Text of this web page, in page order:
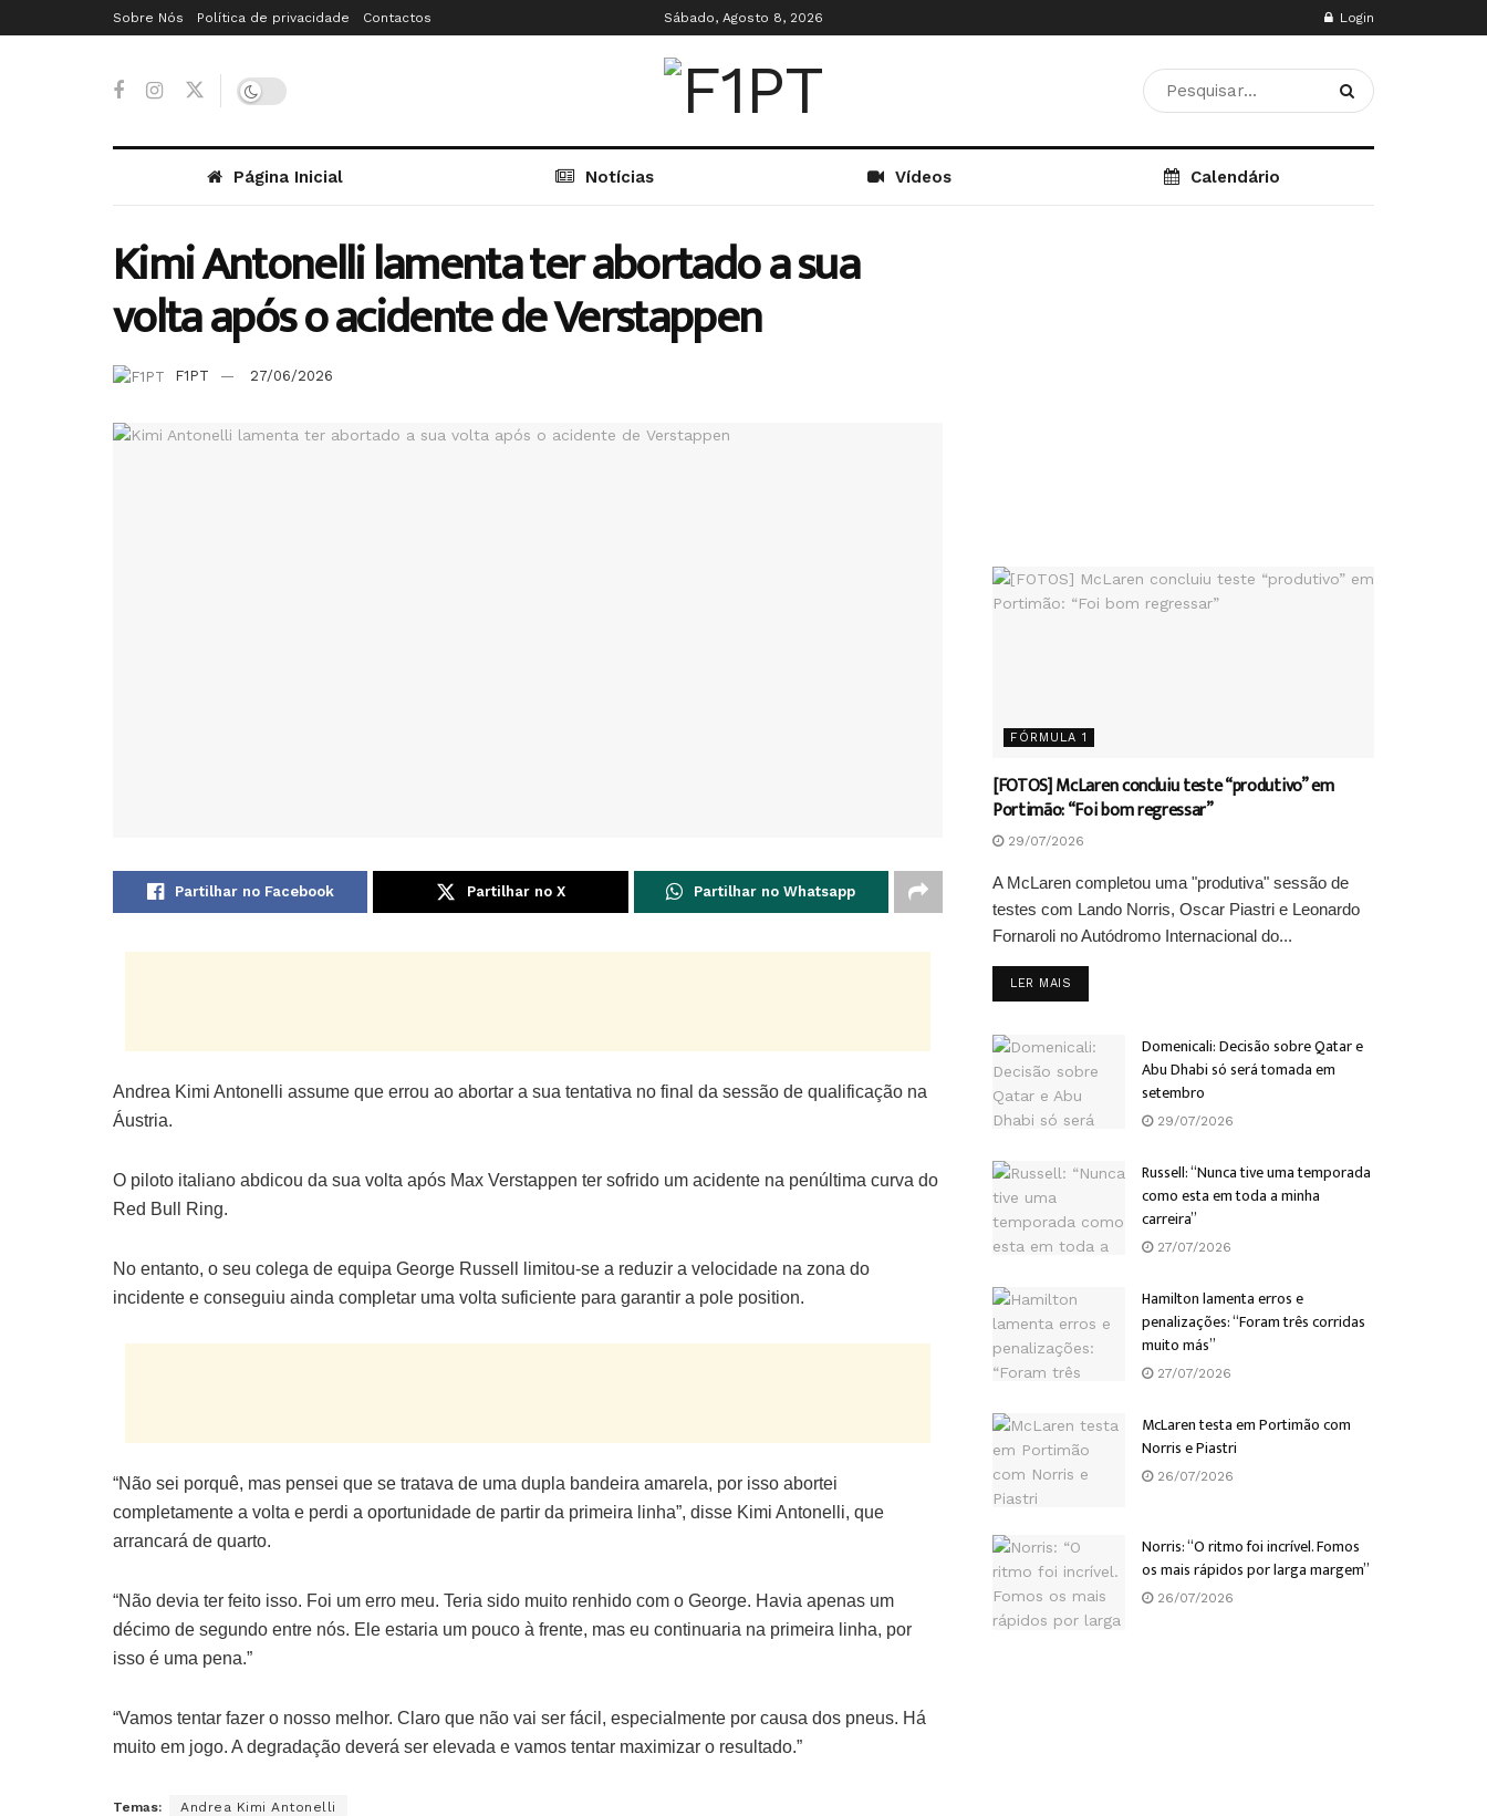
Sobre Nós Política de privacidade Contactos Sábado, Agosto 8, 2026 Login
Página Inicial Notícias Vídeos Calendário
Kimi Antonelli lamenta ter abortado a sua
volta após o acidente de Verstappen
F1PT 27/06/2026
Partilhar no Facebook Partilhar no X Partilhar no Whatsapp
Andrea Kimi Antonelli assume que errou ao abortar a sua tentativa no final da sessão de qualificação na
Áustria.
O piloto italiano abdicou da sua volta após Max Verstappen ter sofrido um acidente na penúltima curva do
Red Bull Ring.
No entanto, o seu colega de equipa George Russell limitou-se a reduzir a velocidade na zona do
incidente e conseguiu ainda completar uma volta suficiente para garantir a pole position.
“Não sei porquê, mas pensei que se tratava de uma dupla bandeira amarela, por isso abortei
completamente a volta e perdi a oportunidade de partir da primeira linha”, disse Kimi Antonelli, que
arrancará de quarto.
“Não devia ter feito isso. Foi um erro meu. Teria sido muito renhido com o George. Havia apenas um
décimo de segundo entre nós. Ele estaria um pouco à frente, mas eu continuaria na primeira linha, por
isso é uma pena.”
“Vamos tentar fazer o nosso melhor. Claro que não vai ser fácil, especialmente por causa dos pneus. Há
muito em jogo. A degradação deverá ser elevada e vamos tentar maximizar o resultado.”
Temas: Andrea Kimi Antonelli
FÓRMULA 1
[FOTOS] McLaren concluiu teste “produtivo” em
Portimão: “Foi bom regressar”
29/07/2026
A McLaren completou uma "produtiva" sessão de
testes com Lando Norris, Oscar Piastri e Leonardo
Fornaroli no Autódromo Internacional do...
LER MAIS
Domenicali: Decisão sobre Qatar e
Abu Dhabi só será tomada em
setembro
29/07/2026
Russell: “Nunca tive uma temporada
como esta em toda a minha
carreira”
27/07/2026
Hamilton lamenta erros e
penalizações: “Foram três corridas
muito más”
27/07/2026
McLaren testa em Portimão com
Norris e Piastri
26/07/2026
Norris: “O ritmo foi incrível. Fomos
os mais rápidos por larga margem”
26/07/2026